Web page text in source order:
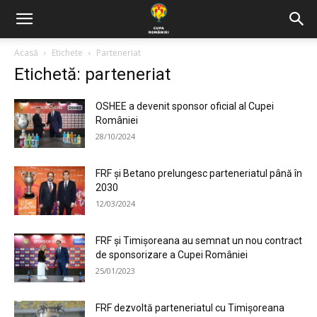
Acasă Etichete Parteneriat
Etichetă: parteneriat
OSHEE a devenit sponsor oficial al Cupei
României
28/10/2024
FRF și Betano prelungesc parteneriatul până în
2030
12/03/2024
FRF și Timișoreana au semnat un nou contract
de sponsorizare a Cupei României
25/01/2023
FRF dezvoltă parteneriatul cu Timișoreana